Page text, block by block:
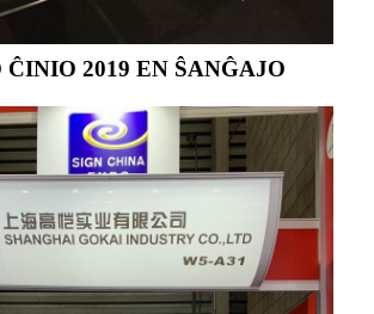
ĈINIO 2019 EN ŜANĜAJO